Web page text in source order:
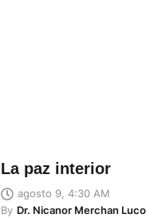
La paz interior
agosto 9, 4:30 AM
By Dr. Nicanor Merchan Luco